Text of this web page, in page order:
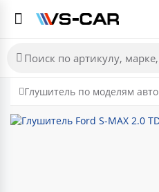
Глушитель по моделям авто